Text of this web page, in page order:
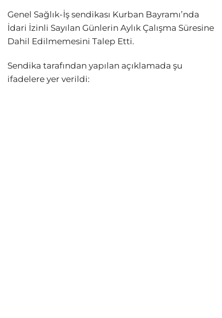
Genel Sağlık-İş sendikası Kurban Bayramı’nda
İdari İzinli Sayılan Günlerin Aylık Çalışma Süresine
Dahil Edilmemesini Talep Etti.
Sendika tarafından yapılan açıklamada şu
ifadelere yer verildi: